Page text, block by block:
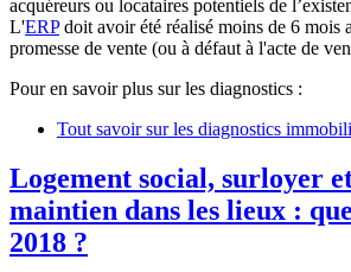
acquéreurs ou locataires potentiels de
L'ERPdoit avoir été réalisé moins de 6 mois
promesse de vente (ou à défaut à l'acte de
Pour en savoir plus sur les diagnostics :
Tout savoir sur les diagnostics
Logement social, surloyer
maintien dans les lieux :
2018 ?